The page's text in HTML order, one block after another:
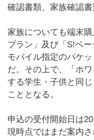
確認書類、家族確認書
家族についても端末
プラン」及び「S!ベ
モバイル指定のパケ
だ。その上で、「ホ
する学生・子供と同
こととなる。
申込の受付開始日は
現時点ではまだ案内さ